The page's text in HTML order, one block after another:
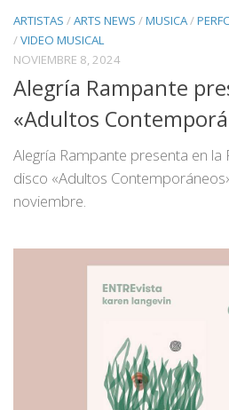
ARTISTAS /ARTS NEWS /MUSICA/
/VIDEO MUSICAL
NOVIEMBRE 8, 2024
Alegría Rampante
«Adultos
Alegría Rampante presenta en la
disco «Adultos
noviembre.